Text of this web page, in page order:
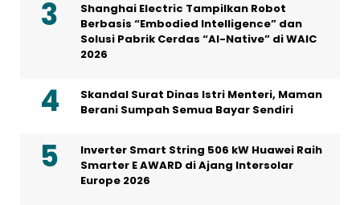
Shanghai Electric Tampilkan Robot
Berbasis “Embodied Intelligence” dan
Solusi Pabrik Cerdas “AI-Native” di WAIC
2026
Skandal Surat Dinas Istri Menteri, Maman
Berani Sumpah Semua Bayar Sendiri
Inverter Smart String 506 kW Huawei Raih
Smarter E AWARD di Ajang Intersolar
Europe 2026